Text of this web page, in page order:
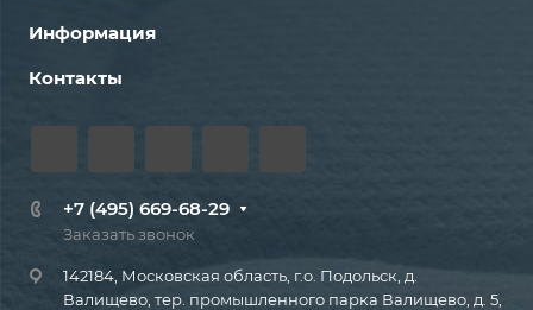
Информация
Контакты
+7 (495) 669-68-29
Заказать звонок
142184, Московская область, г.о. Подольск, д.
Валищево, тер. промышленного парка Валищево, д. 5,